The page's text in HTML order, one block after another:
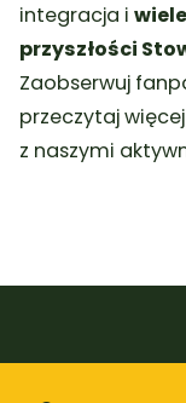
integracja i
przyszłości
Zaobserwuj
przeczytaj
z naszymi